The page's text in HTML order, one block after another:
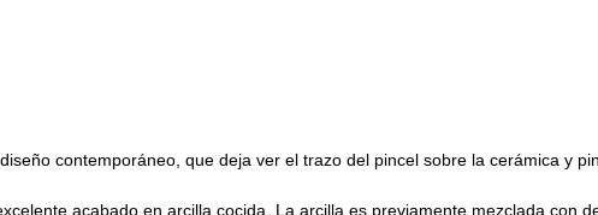
contemporáneo, que deja ver el trazo del pincel sobre la cerámica y
acabado en arcilla cocida. La arcilla es previamente mezclada con